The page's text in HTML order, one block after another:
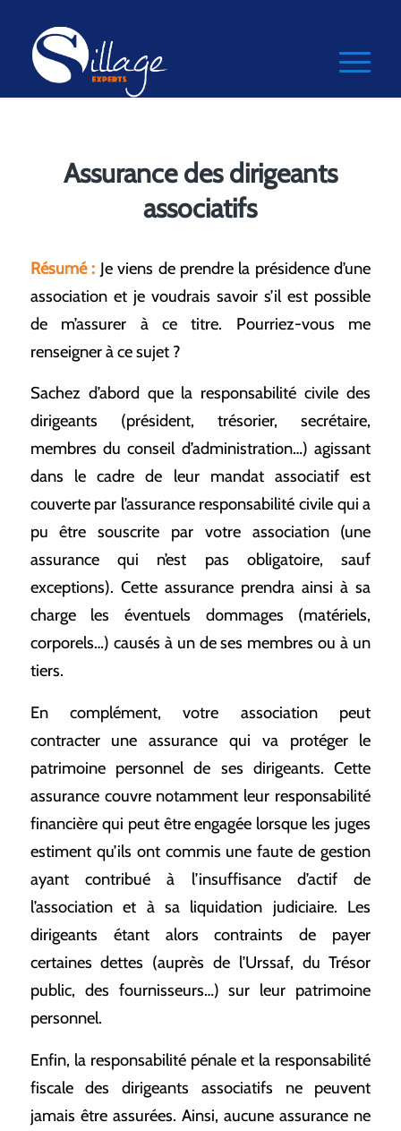
Assurance des dirigeants
associatifs
Résumé : Je viens de prendre la présidence d’une
association et je voudrais savoir s’il est possible
de m’assurer à ce titre. Pourriez-vous me
renseigner à ce sujet ?
Sachez d’abord que la responsabilité civile des
dirigeants (président, trésorier, secrétaire,
membres du conseil d’administration…) agissant
dans le cadre de leur mandat associatif est
couverte par l’assurance responsabilité civile qui a
pu être souscrite par votre association (une
assurance qui n’est pas obligatoire, sauf
exceptions). Cette assurance prendra ainsi à sa
charge les éventuels dommages (matériels,
corporels…) causés à un de ses membres ou à un
tiers.
En complément, votre association peut
contracter une assurance qui va protéger le
patrimoine personnel de ses dirigeants. Cette
assurance couvre notamment leur responsabilité
financière qui peut être engagée lorsque les juges
estiment qu’ils ont commis une faute de gestion
ayant contribué à l’insuffisance d’actif de
l’association et à sa liquidation judiciaire. Les
dirigeants étant alors contraints de payer
certaines dettes (auprès de l’Urssaf, du Trésor
public, des fournisseurs…) sur leur patrimoine
personnel.
Enfin, la responsabilité pénale et la responsabilité
fiscale des dirigeants associatifs ne peuvent
jamais être assurées. Ainsi, aucune assurance ne